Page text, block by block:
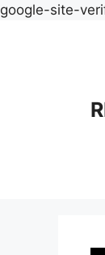
google-site-